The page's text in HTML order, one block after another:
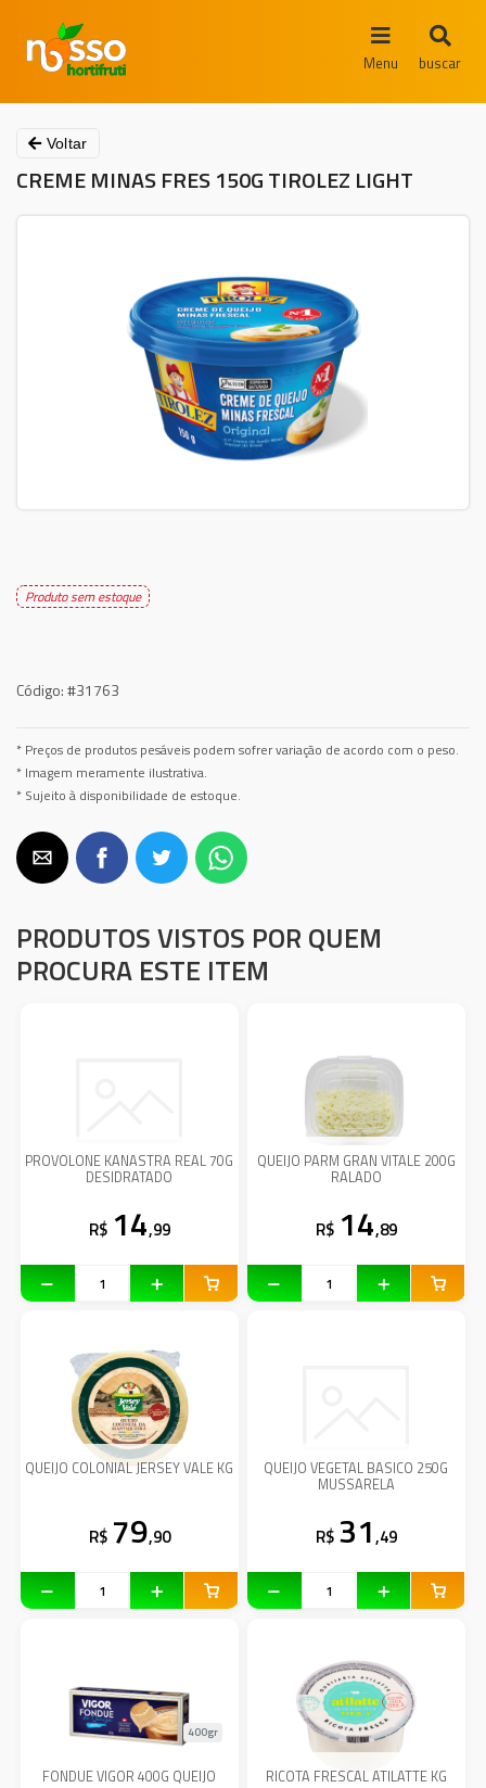
Menu buscar
Voltar
CREME MINAS FRES 150G TIROLEZ LIGHT
Produto sem estoque
Código:#31763
* Preços de produtos pesáveis podem sofrer variação de acordo com o peso.
* Imagem meramente ilustrativa.
* Sujeito à disponibilidade de estoque.
PRODUTOS VISTOS POR QUEM
PROCURA ESTE ITEM
PROVOLONE KANASTRA REAL 70G
DESIDRATADO
R$ 14,99
QUEIJO PARM GRAN VITALE 200G
RALADO
R$ 14,89
QUEIJO COLONIAL JERSEY VALE KG
R$ 79,90
QUEIJO VEGETAL BASICO 250G
MUSSARELA
R$ 31,49
FONDUE VIGOR 400G QUEIJO
400gr
RICOTA FRESCAL ATILATTE KG